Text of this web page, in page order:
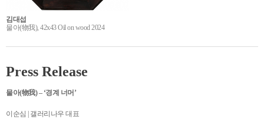
김대섭
물아(物我), 42x43 Oil on wood 2024
Press Release
물아(物我) – ‘경계 너머’
이순심 | 갤러리나우 대표